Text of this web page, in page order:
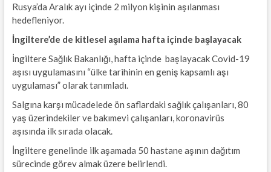
Rusya’da Aralık ayı içinde 2 milyon kişinin aşılanması
hedefleniyor.
İngiltere’de de kitlesel aşılama hafta içinde başlayacak
İngiltere Sağlık Bakanlığı, hafta içinde başlayacak Covid-19
aşısı uygulamasını “ülke tarihinin en geniş kapsamlı aşı
uygulaması” olarak tanımladı.
Salgına karşı mücadelede ön saflardaki sağlık çalışanları, 80
yaş üzerindekiler ve bakımevi çalışanları, koronavirüs
aşısında ilk sırada olacak.
İngiltere genelinde ilk aşamada 50 hastane aşının dağıtım
sürecinde görev almak üzere belirlendi.